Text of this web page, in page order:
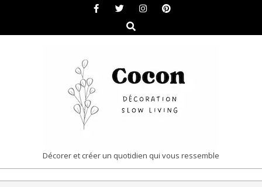
content
Search
COCON
|
Décorer et créer un quotidien qui vous ressemble